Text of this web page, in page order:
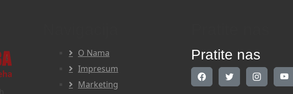
O Nama
Impresum
Marketing
Pratite nas